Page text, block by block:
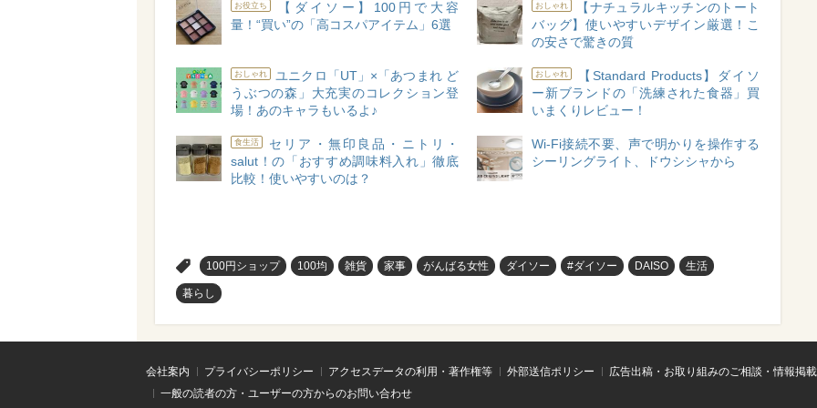
お役立ち
【ダイソー】100円で大容
量！“買い”の「高コスパアイテム」6選
おしゃれ
【ナチュラルキッチンのトート
バッグ】使いやすいデザイン厳選！こ
の安さで驚きの質
おしゃれ
ユニクロ「UT」×「あつまれ ど
うぶつの森」大充実のコレクション登
場！あのキャラもいるよ♪
おしゃれ
【Standard Products】ダイソ
ー新ブランドの「洗練された食器」買
いまくりレビュー！
食生活
セリア・無印良品・ニトリ・
salut！の「おすすめ調味料入れ」徹底
比較！使いやすいのは？
Wi-Fi接続不要、声で明かりを操作する
シーリングライト、ドウシシャから
100円ショップ 100均 雑貨 家事 がんばる女性 ダイソー #ダイソー DAISO 生活
暮らし
会社案内 プライバシーポリシー アクセスデータの利用・著作権等 外部送信ポリシー
広告出稿・お取り組みのご相談・情報掲
一般の読者の方・ユーザーの方からのお問い合わせ